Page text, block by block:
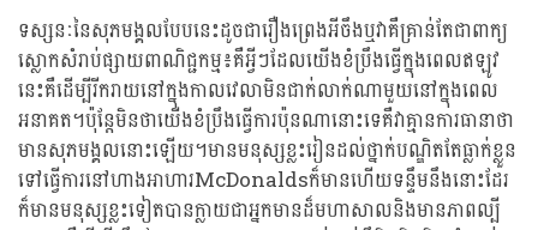
ទស្សនៈនៃសុភមង្គលបែបនេះដូចជារឿងព្រេងអីចឹងឬវាគឺគ្រាន់តែជាពាក្យ
ស្លោកសំរាប់ផ្សាយពាណិជ្ជកម្ម៖គឺអ្វីៗដែលយើងខំប្រឹងធ្វើក្នុងពេលឥឡូវ
នេះគឺដើម្បីរីករាយនៅក្នុងកាលវេលាមិនជាក់លាក់ណាមួយនៅក្នុងពេល
អនាគត។ប៉ុន្តែមិនថាយើងខំប្រឹងធ្វើការប៉ុនណានោះទេគឺវាគ្មានការធានាថា
មានសុភមង្គលនោះឡើយ។មានមនុស្សខ្លះរៀនដល់ថ្នាក់បណ្ឌិតតែធ្លាក់ខ្លួន
ទៅធ្វើការនៅហាងអាហារMcDonaldsក៏មានហើយទន្ទឹមនឹងនោះដែរ
ក៏មានមនុស្សខ្លះទៀតបានក្លាយជាអ្នកមានដ៏មហាសាលនិងមានភាពល្បី